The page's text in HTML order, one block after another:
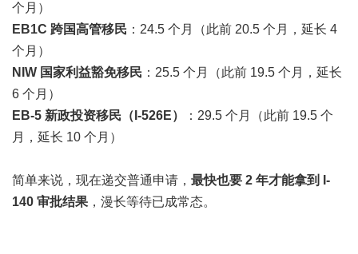
个月）
EB1C 跨国高管移民 ：24.5 个月（此前 20.5 个月，延长 4
个月）
NIW 国家利益豁免移民 ：25.5 个月（此前 19.5 个月，延长
6 个月）
EB-5 新政投资移民（I-526E）
：29.5 个月（此前 19.5 个
月，延长 10 个月）
简单来说，现在递交普通申请， 最快也要 2 年才能拿到 I-
140 审批结果 ，漫长等待已成常态。